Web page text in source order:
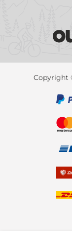
Copyright